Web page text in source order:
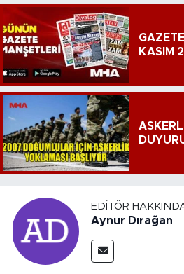
KASIM
EDITÖR
Aynur Dırağan